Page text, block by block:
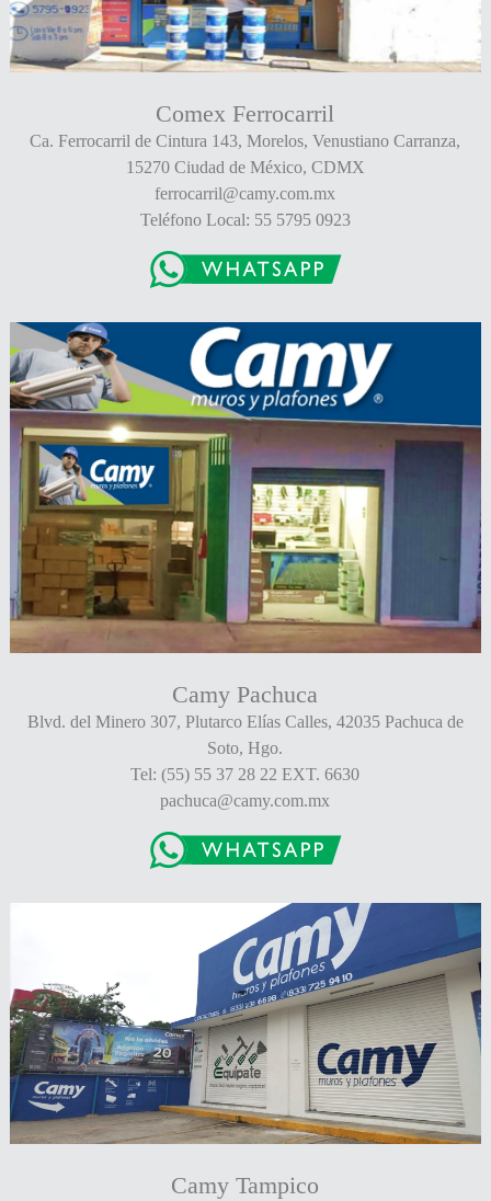
Comex Ferrocarril
Ca. Ferrocarril de Cintura 143, Morelos, Venustiano Carranza,
15270 Ciudad de México, CDMX
ferrocarril@camy.com.mx
Teléfono Local: 55 5795 0923
Camy Pachuca
Blvd. del Minero 307, Plutarco Elías Calles, 42035 Pachuca de
Soto, Hgo.
Tel: (55) 55 37 28 22 EXT. 6630
pachuca@camy.com.mx
Camy Tampico